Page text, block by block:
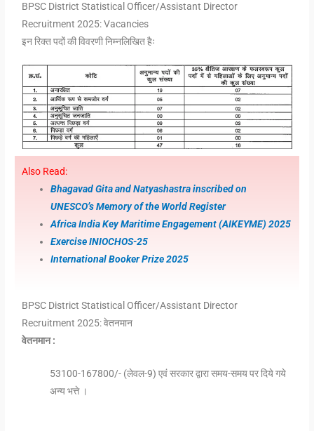
BPSC District Statistical Officer/Assistant Director
Recruitment 2025: Vacancies
इन रिक्त पदों की विवरणी निम्नलिखित हैः
Also Read:
Bhagavad Gita and Natyashastra inscribed on
UNESCO’s Memory of the World Register
Africa India Key Maritime Engagement (AIKEYME) 2025
Exercise INIOCHOS-25
International Booker Prize 2025
BPSC District Statistical Officer/Assistant Director
Recruitment 2025: वेतनमान
वेतनमान :
53100-167800/- (लेवल-9) एवं सरकार द्वारा समय-समय पर दिये गये
अन्य भत्ते ।